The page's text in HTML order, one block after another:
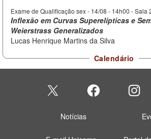
Exame de Qualificação sex - 14/08 - 14h00 - Sala
Inflexão em Curvas Superelípticas e
Weierstrass Generalizados
Lucas Henrique Martins da Silva
Calendário
Notícias